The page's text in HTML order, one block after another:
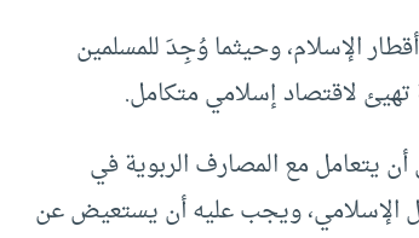
الإسلام، وحيثما وُجِدَ للمسلمين
لاقتصاد إسلامي متكامل.
يتعامل مع المصارف الربوية في
الإسلامي، ويجب عليه أن يستعيض عن